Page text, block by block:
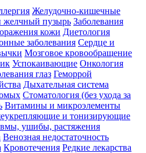
Желудочно-кишечные
желчный пузырь Заболевания
кожи Диетология
заболевания Сердце и
Мозговое кровообращение
Успокаивающие Онкология
глаз Геморрой
Дыхательная система
Стоматология (без ухода за
Витамины и микроэлементы
и тонизирующие
ушибы, растяжения
Венозная недостаточность
Кровотечения Редкие лекарства